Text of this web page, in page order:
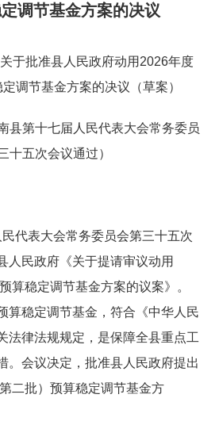
调节基金方案的决议
关于批准县人民政府动用 2026年度
定调节基金方案的决议 （草案）
县第十七届 人民代表大会常务委员
十五次会议通过）
代表大会常务委员会第三十五次
人民政府《关于提请审议动用
算稳定调节基金方案的议案》。
算稳定调节基金 ， 符合《中华人民
法律法规规定，是保障全县重点工
。 会议决定，批准县人民政府提出
二批）预算稳定调节基金方